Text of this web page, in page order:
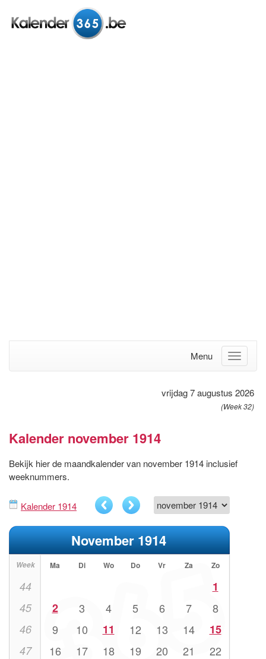
Menu
vrijdag 7 augustus 2026
(Week 32)
Kalender november 1914
Bekijk hier de maandkalender van november 1914 inclusief
weeknummers.
Kalender 1914
November 1914
Week Ma Di Wo Do Vr Za Zo
44 1
45 2 3 4 5 6 7 8
46 9 10 11 12 13 14 15
47 16 17 18 19 20 21 22